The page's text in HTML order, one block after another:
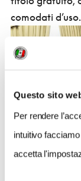
Questo sito
Per rendere
intuitivo
accetta
comodati d’uso.